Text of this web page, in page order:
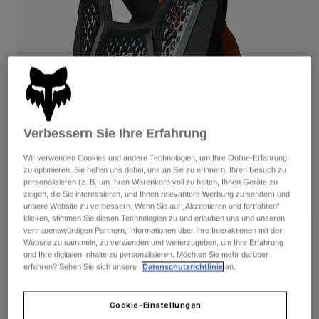
Hosen
Kurze Hosen
Jacken
Handschuhe
Protektoren
Brillen
Socken
Zubehör
Hosen
Handschuhe
Jacken
Brillen
Socken
Taschen & Zubehör
Spare parts
Alle anzeigen
Damen
T-Shirts & Tops
Hoodies und Pullover
Jacken
Hosen
Shirts
Alle anzeigen
Socken
Alle anzeigen
Moto
Helme
Jerseys
Hosen
Stiefel
Guards
Bewertungen
Weicher Rückenprotektor Raceframe
Verbessern Sie Ihre Erfahrung
Wir verwenden Cookies und andere Technologien, um Ihre Online-Erfahrung
zu optimieren. Sie helfen uns dabei, uns an Sie zu erinnern, Ihren Besuch zu
personalisieren (z. B. um Ihren Warenkorb voll zu halten, Ihnen Geräte zu
zeigen, die Sie interessieren, und Ihnen relevantere Werbung zu senden) und
unsere Website zu verbessern. Wenn Sie auf „Akzeptieren und fortfahren“
klicken, stimmen Sie diesen Technologien zu und erlauben uns und unseren
vertrauenswürdigen Partnern, Informationen über Ihre Interaktionen mit der
Website zu sammeln, zu verwenden und weiterzugeben, um Ihre Erfahrung
und Ihre digitalen Inhalte zu personalisieren. Möchten Sie mehr darüber
erfahren? Sehen Sie sich unsere
Datenschutzrichtlinie an.
Cookie-Einstellungen